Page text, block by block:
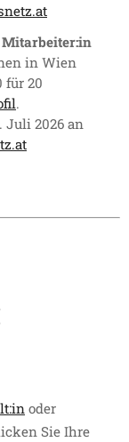
in Wien
für 20
.
Juli 2026 an
oder
Sie Ihre